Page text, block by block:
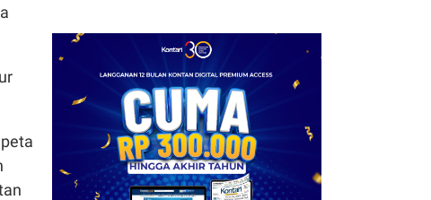
10
Peran Febrie Adriansyah
di Kasus TPPU Belum
Dibuka, Ini Kata
Kejagung
Treasuri 9,63 Miliar, Cek
Profil Emiten DSSA
hingga Kinerjanya
Arsenal Perpanjang
Kerja Sama dengan
Emirates hingga 2033, Ini
Detail Kemitraannya